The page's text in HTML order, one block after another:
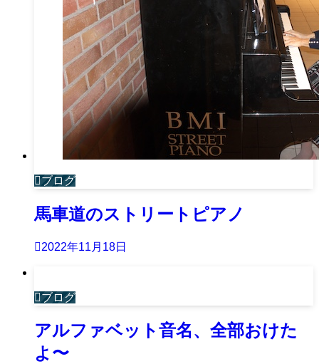
ブログ
馬車道のストリートピアノ
2022年11月18日
ブログ
アルファベット音名、全部おけた
よ〜